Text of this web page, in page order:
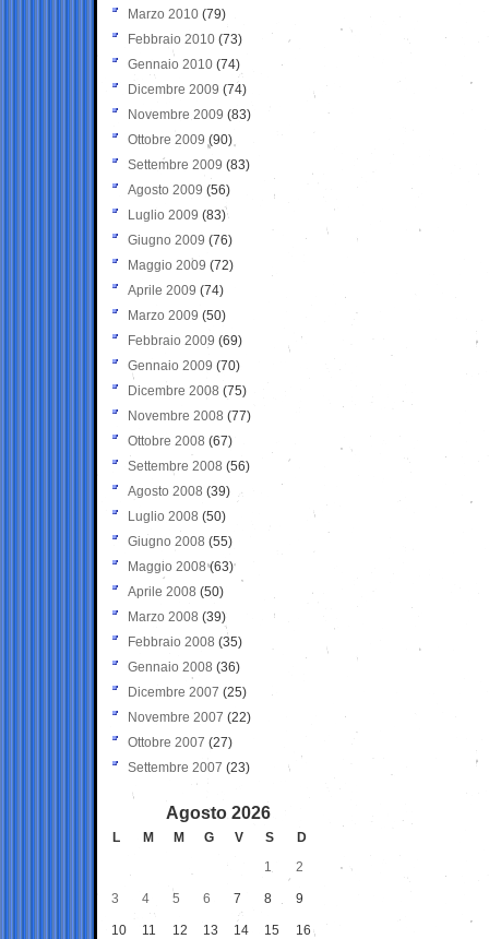
Marzo 2010 (79)
Febbraio 2010 (73)
Gennaio 2010 (74)
Dicembre 2009 (74)
Novembre 2009 (83)
Ottobre 2009 (90)
Settembre 2009 (83)
Agosto 2009 (56)
Luglio 2009 (83)
Giugno 2009 (76)
Maggio 2009 (72)
Aprile 2009 (74)
Marzo 2009 (50)
Febbraio 2009 (69)
Gennaio 2009 (70)
Dicembre 2008 (75)
Novembre 2008 (77)
Ottobre 2008 (67)
Settembre 2008 (56)
Agosto 2008 (39)
Luglio 2008 (50)
Giugno 2008 (55)
Maggio 2008(63)
Aprile 2008 (50)
Marzo 2008 (39)
Febbraio 2008 (35)
Gennaio 2008 (36)
Dicembre 2007 (25)
Novembre 2007 (22)
Ottobre 2007 (27)
Settembre 2007 (23)
Agosto 2026
L M M G V S
D
1
2
3 4 5 6 7 8 9
10 11 12 13 14 15 16